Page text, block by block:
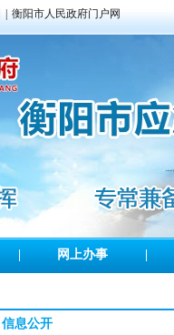
衡阳市人民政府门户网
网上办事
信息公开